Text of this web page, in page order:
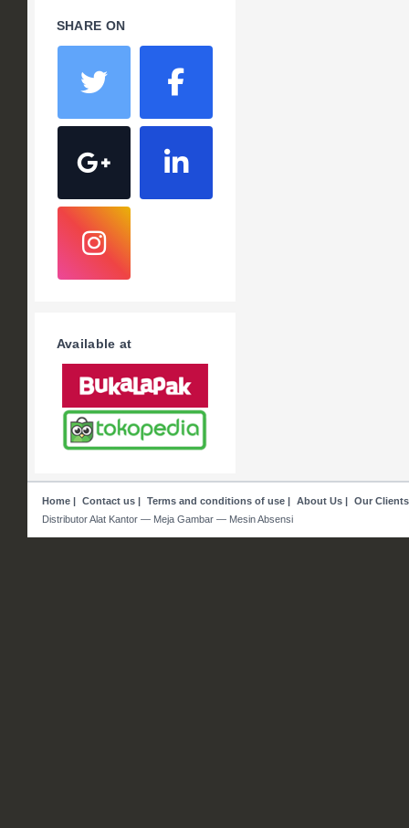
SHARE ON
Available at
Home| Contact us| Terms and conditions of use| About Us| Our Clients
Distributor Alat Kantor — Meja Gambar — Mesin Absensi